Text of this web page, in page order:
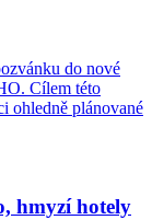
do nové
Cílem této
ohledně plánované
hmyzí hotely